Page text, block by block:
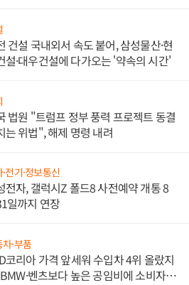
건설 국내외서 속도 붙어, 삼성물산·현
설·대우건설에 다가오는 '약속의 시간'
법원 "트럼프 정부 풍력 프로젝트 동결
는 위법", 해제 명령 내려
전기·정보통신
전자, 갤럭시Z 폴드8 사전예약 개통 8
일까지 연장
·부품
코리아 가격 앞세워 수입차 4위 올랐지
벤츠보다 높은 공임비에 소비자